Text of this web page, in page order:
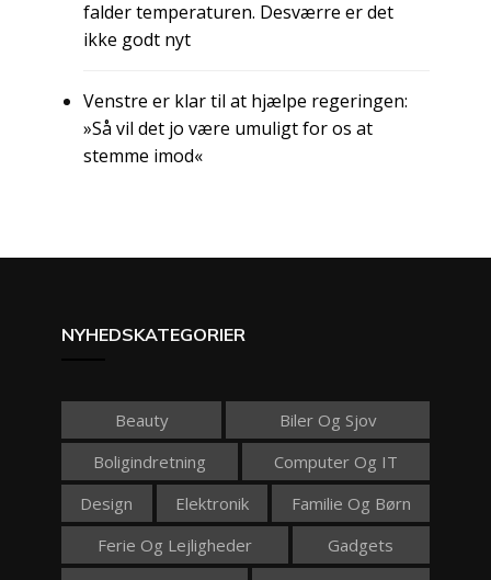
falder temperaturen. Desværre er det
ikke godt nyt
Venstre er klar til at hjælpe regeringen:
»Så vil det jo være umuligt for os at
stemme imod«
NYHEDSKATEGORIER
Beauty
Biler Og Sjov
Boligindretning
Computer Og IT
Design
Elektronik
Familie Og Børn
Ferie Og Lejligheder
Gadgets